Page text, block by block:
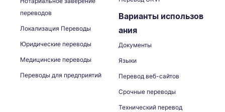
переводов
Локализация Переводы
Юридические переводы
Медицинские переводы
Переводы для предприятий
Варианты использов
ания
Документы
Языки
Перевод веб-сайтов
Срочные переводы
Технический перевод